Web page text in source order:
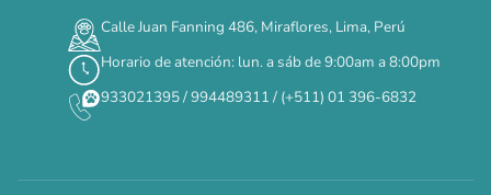
DÍAS HORAS MIN SEG
✕
Siempre fuimosraros.
Calle Juan Fanning 486, Miraflores, Lima, Perú
Horario de atención: lun. a sáb de 9:00am a 8:00pm
933021395 / 994489311 / (+511) 01 396-6832